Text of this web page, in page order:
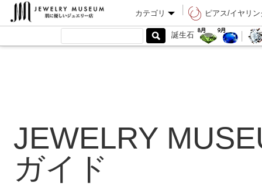
カテゴリ ピアス/イヤリン
-->
JEWELRY
ガイド